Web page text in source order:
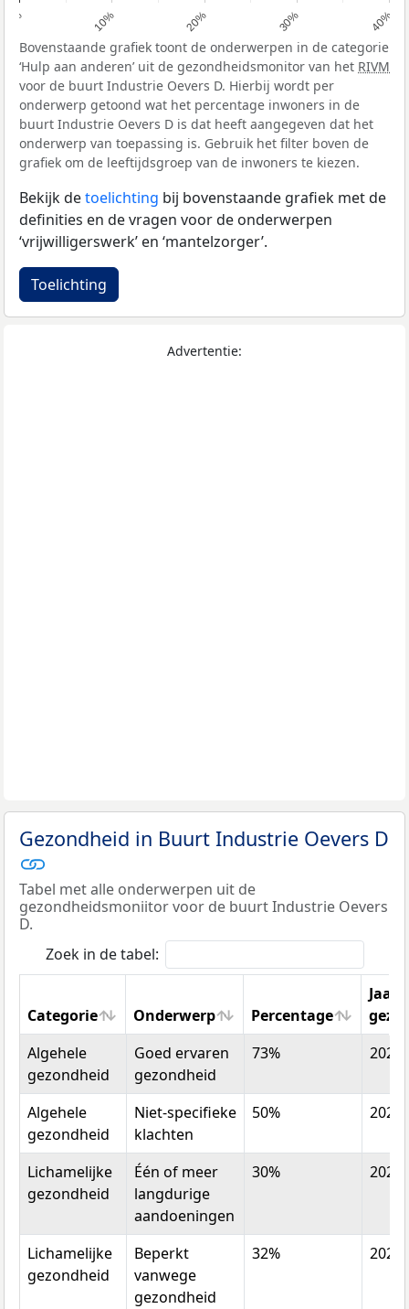
0% 10% 20% 30% 40%
Bovenstaande grafiek toont de onderwerpen in de categorie
‘Hulp aan anderen’ uit de gezondheidsmonitor van het RIVM
voor de buurt Industrie Oevers D. Hierbij wordt per
onderwerp getoond wat het percentage inwoners in de
buurt Industrie Oevers D is dat heeft aangegeven dat het
onderwerp van toepassing is. Gebruik het filter boven de
grafiek om de leeftijdsgroep van de inwoners te kiezen.
Bekijk detoelichting bij bovenstaande grafiek met de
definities en de vragen voor de onderwerpen
‘vrijwilligerswerk’ en ‘mantelzorger’.
Toelichting
Advertentie:
Gezondheid in Buurt Industrie Oevers D
Tabel met alle onderwerpen uit de
gezondheidsmoniitor voor de buurt Industrie Oevers
D.
Zoek in de tabel:
Categorie Onderwerp Percentage
Jaar
Categorie
Onderwerp Percentage
Jaar
Algehele
gezondheid
Goed ervaren
gezondheid
73% 2022
Algehele
gezondheid
Niet-specifieke
klachten
50% 2022
Lichamelijke
gezondheid
Één of meer
langdurige
aandoeningen
30% 2022
Lichamelijke
gezondheid
Beperkt
vanwege
gezondheid
32% 2022